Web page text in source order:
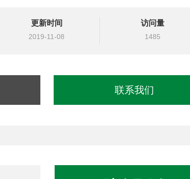
更新时间
2019-11-08
访问量
1485
联系我们